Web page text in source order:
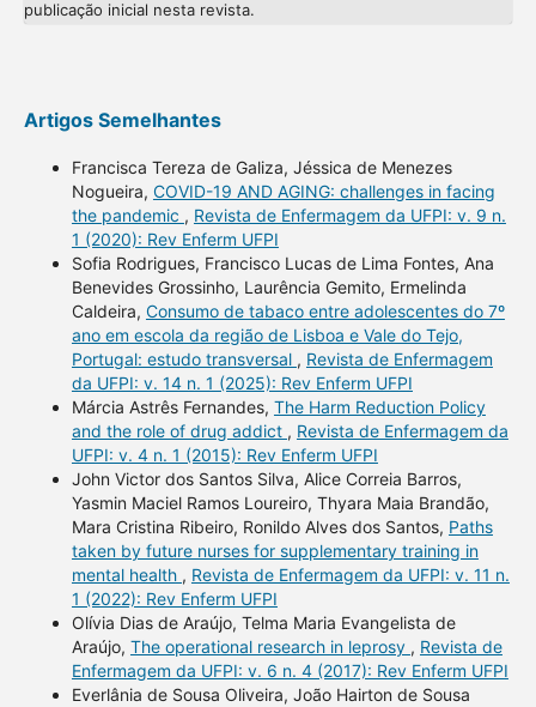
publicação inicial nesta revista.
Artigos Semelhantes
Francisca Tereza de Galiza, Jéssica de Menezes
Nogueira, COVID-19 AND AGING: challenges in facing
the pandemic , Revista de Enfermagem da UFPI: v. 9 n.
1 (2020): Rev Enferm UFPI
Sofia Rodrigues, Francisco Lucas de Lima Fontes, Ana
Benevides Grossinho, Laurência Gemito, Ermelinda
Caldeira, Consumo de tabaco entre adolescentes do 7º
ano em escola da região de Lisboa e Vale do Tejo,
Portugal: estudo transversal , Revista de Enfermagem
da UFPI: v. 14 n. 1 (2025): Rev Enferm UFPI
Márcia Astrês Fernandes, The Harm Reduction Policy
and the role of drug addict , Revista de Enfermagem da
UFPI: v. 4 n. 1 (2015): Rev Enferm UFPI
John Victor dos Santos Silva, Alice Correia Barros,
Yasmin Maciel Ramos Loureiro, Thyara Maia Brandão,
Mara Cristina Ribeiro, Ronildo Alves dos Santos, Paths
taken by future nurses for supplementary training in
mental health , Revista de Enfermagem da UFPI: v. 11 n.
1 (2022): Rev Enferm UFPI
Olívia Dias de Araújo, Telma Maria Evangelista de
Araújo, The operational research in leprosy , Revista de
Enfermagem da UFPI: v. 6 n. 4 (2017): Rev Enferm UFPI
Everlânia de Sousa Oliveira, João Hairton de Sousa